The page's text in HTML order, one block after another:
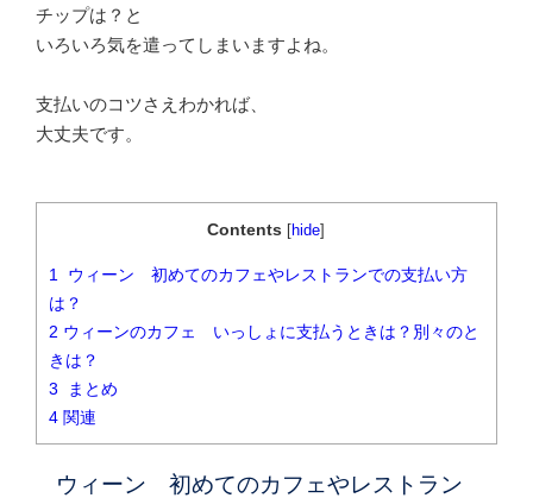
チップは？と
いろいろ気を遣ってしまいますよね。
支払いのコツさえわかれば、
大丈夫です。
Contents [hide]
1
ウィーン 初めてのカフェやレストランでの支払い方
は？
2 ウィーンのカフェ いっしょに支払うときは？別々のと
きは？
3 まとめ
4関連
ウィーン 初めてのカフェやレストラン